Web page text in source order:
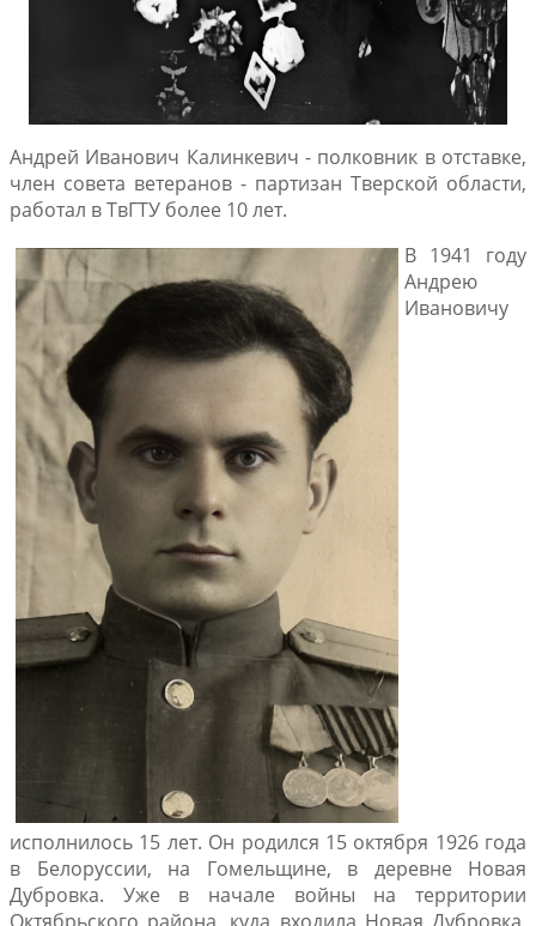
Андрей Иванович Калинкевич - полковник в отставке,
член совета ветеранов - партизан Тверской области,
работал в ТвГТУ более 10 лет.
В 1941 году
Андрею
Ивановичу
исполнилось 15 лет. Он родился 15 октября 1926 года
в Белоруссии, на Гомельщине, в деревне Новая
Дубровка. Уже в начале войны на территории